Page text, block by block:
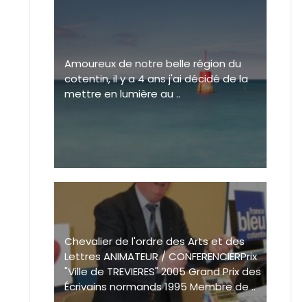
Amoureux de notre belle région du
cotentin, il y a 4 ans j'ai décidé de la
mettre en lumière au ..
Chevalier de l'ordre des Arts et des
Lettres ANIMATEUR / CONFERENCIERPrix
"Ville de TREVIERES" 2005 Grand Prix des
Écrivains normands 1995 Membre de ..